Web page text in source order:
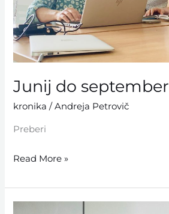
Junij do september
kronika /Andreja Petrovič
Preberi
Read More »